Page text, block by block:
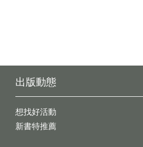
出版動態
想找好活動
新書特推薦